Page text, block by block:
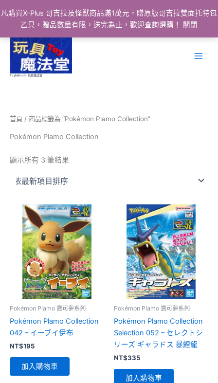
凡購買X-Plus 哥吉拉及怪獸商品滿1萬元，贈原版哥吉拉雙面托特包
乙只，贈品數量有限，送完為止，歡迎查詢選購！
關閉
ToyMahodo 玩具魔法堂
首頁 / 商品標籤為 “Pokémon Plamo Collection”
Pokémon Plamo Collection
顯示所有 3 筆結果
Pokémon Plamo 寶可夢系列
Pokémon Plamo Collection
042 – イーブイ伊布
NT$195
加入購物車
Pokémon Plamo 寶可夢系列
Pokémon Plamo Collection
Selection 052 – セレクトシ
リーズ ギャラドス 暴鯉龍
NT$335
加入購物車